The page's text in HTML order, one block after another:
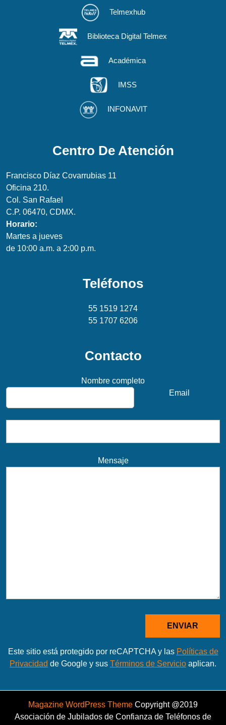
Telmexhub
Biblioteca Digital Telmex
Académica
IMSS
INFONAVIT
Centro De Atención
Francisco Díaz Covarrubias 11
Oficina 210.
Col. San Rafael
C.P. 06470, CDMX.
Horario:
Martes a jueves
de 10:00 a.m. a 2:00 p.m.
Teléfonos
55 1519 1274
55 1707 6206
Contacto
Nombre completo
Email
Mensaje
Este sitio está protegido por reCAPTCHA y las Políticas de
Privacidad de Google y sus Términos de Servicio aplican.
Magazine WordPress Theme Copyright @2019
Asociación de Jubilados de Confianza de Teléfonos de